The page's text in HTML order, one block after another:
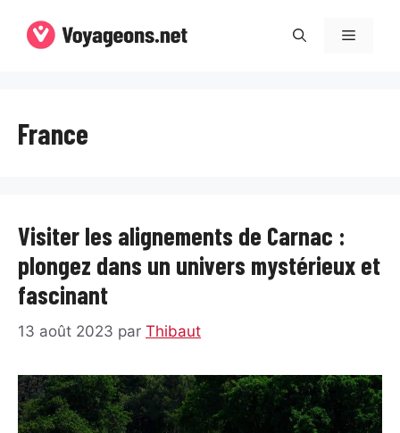
contenu
Menu
France
Visiter les alignements de Carnac :
plongez dans un univers mystérieux et
fascinant
13 août 2023 par Thibaut